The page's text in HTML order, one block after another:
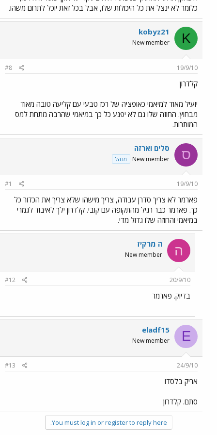
כלומר לא ינצל את כל היכולות שלו, אבל בכל זאת יוכל לתרום משהו.
K
kobyz21
New member
19/9/10
#8
קלדרון
יועיל מאוד למיאמי כאופציה של רכז טבעי עם קליעה טובה מאוד
מבחוץ. החוזה שלו גם לא יפגע כל כך במיאמי שהרבה מתחת למס
המותרות.
ס סלים וארזה
New member מנהל
19/9/10
#1
פארמר לא צריך סדרן עבודה, צריך מישהו שלא צריך את הכדור כל
כך. פארמר כבר רגיל מהתקופה עם קובי. קלדרון ילך לאיבוד לגמרי
במיאמי והחוזה שלו גדול מדי.
ה ה מרקיז
New member
20/9/10
#12
בדיוק. פארמר
E
eladf15
New member
24/9/10
#13
אריק בלסדו
סתם. קלדרון
You must log in or register to reply here.